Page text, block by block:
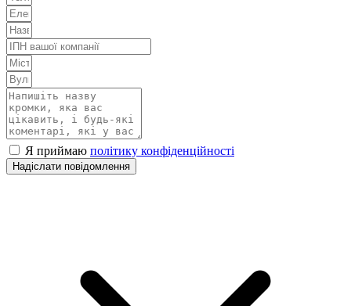
Я приймаю політику конфіденційності
Надіслати повідомлення